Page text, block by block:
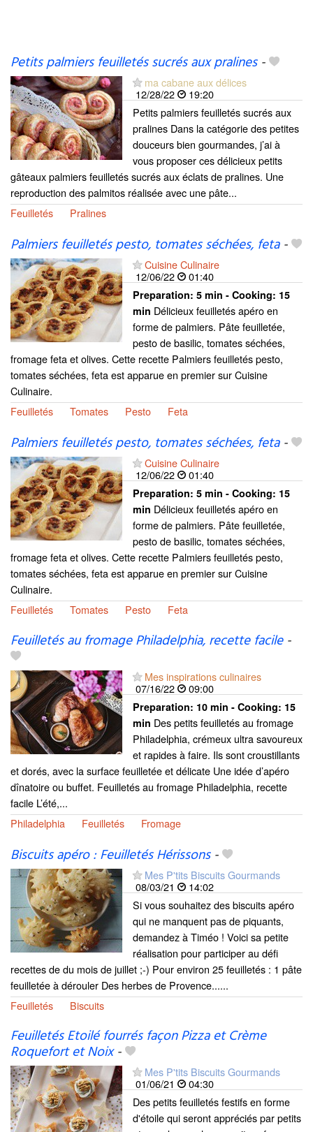
Petits palmiers feuilletés sucrés aux pralines-
ma cabane aux délices
12/28/22
19:20
Petits palmiers feuilletés sucrés aux
pralines Dans la catégorie des petites
douceurs bien gourmandes, j’ai à
vous proposer ces délicieux petits
gâteaux palmiers feuilletés sucrés aux éclats de pralines. Une
reproduction des palmitos réalisée avec une pâte...
Feuilletés
Pralines
Palmiers feuilletés pesto, tomates séchées, feta-
Cuisine Culinaire
12/06/22
01:40
Preparation: 5 min - Cooking: 15
min Délicieux feuilletés apéro en
forme de palmiers. Pâte feuilletée,
pesto de basilic, tomates séchées,
fromage feta et olives. Cette recette Palmiers feuilletés pesto,
tomates séchées, feta est apparue en premier sur Cuisine
Culinaire.
Feuilletés
Tomates Pesto Feta
Palmiers feuilletés pesto, tomates séchées, feta-
Cuisine Culinaire
12/06/22
01:40
Preparation: 5 min - Cooking: 15
min Délicieux feuilletés apéro en
forme de palmiers. Pâte feuilletée,
pesto de basilic, tomates séchées,
fromage feta et olives. Cette recette Palmiers feuilletés pesto,
tomates séchées, feta est apparue en premier sur Cuisine
Culinaire.
Feuilletés
Tomates Pesto Feta
Feuilletés au fromage Philadelphia, recette facile-
Mes inspirations culinaires
07/16/22
09:00
Preparation: 10 min - Cooking: 15
min Des petits feuilletés au fromage
Philadelphia, crémeux ultra savoureux
et rapides à faire. Ils sont croustillants
et dorés, avec la surface feuilletée et délicate Une idée d’apéro
dînatoire ou buffet. Feuilletés au fromage Philadelphia, recette
facile L’été,...
Philadelphia
Feuilletés Fromage
Biscuits apéro : Feuilletés Hérissons-
Mes P'tits Biscuits Gourmands
08/03/21
14:02
Si vous souhaitez des biscuits apéro
qui ne manquent pas de piquants,
demandez à Timéo ! Voici sa petite
réalisation pour participer au défi
recettes de du mois de juillet ;-) Pour environ 25 feuilletés : 1 pâte
feuilletée à dérouler Des herbes de Provence......
Feuilletés
Biscuits
Feuilletés Etoilé fourrés façon Pizza et Crème
Roquefort et Noix-
Mes P'tits Biscuits Gourmands
01/06/21
04:30
Des petits feuilletés festifs en forme
d'étoile qui seront appréciés par petits